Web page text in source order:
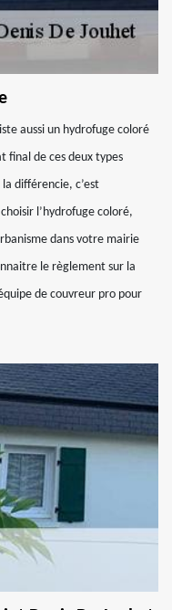
aussi un hydrofuge coloré
final de ces deux types
différencie, c’est
l’hydrofuge coloré,
dans votre mairie
le règlement sur la
de couvreur pro pour